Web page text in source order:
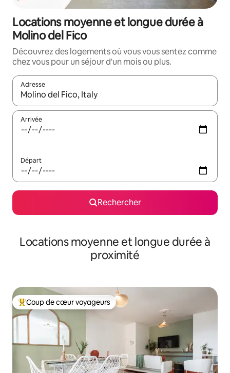
Locations moyenne et longue durée à
Molino del Fico
Découvrez des logements où vous vous sentez comme
chez vous pour un séjour d'un mois ou plus.
Adresse
Lorsque les résultats s'affichent, utilisez les flèches vers le
Arrivée
Départ
Rechercher
Locations moyenne et longue durée à
proximité
Coups de cœur voyageurs les plus appréciés
Coup de cœur voyageurs